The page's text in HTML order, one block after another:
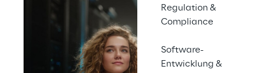
Regulation &
Compliance
Software-
Entwicklung &